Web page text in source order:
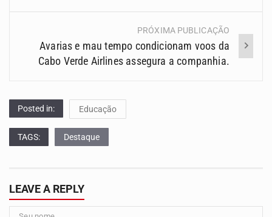
PRÓXIMA PUBLICAÇÃO
Avarias e mau tempo condicionam voos da
Cabo Verde Airlines assegura a companhia.
Posted in: Educação
TAGS: Destaque
LEAVE A REPLY